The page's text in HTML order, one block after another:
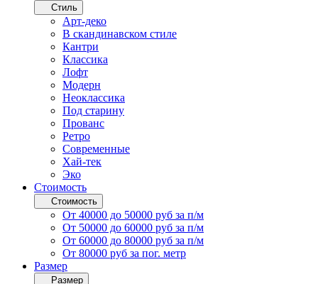
Стиль
Арт-деко
В скандинавском стиле
Кантри
Классика
Лофт
Модерн
Неоклассика
Под старину
Прованс
Ретро
Современные
Хай-тек
Эко
Стоимость
Стоимость
От 40000 до 50000 руб за п/м
От 50000 до 60000 руб за п/м
От 60000 до 80000 руб за п/м
От 80000 руб за пог. метр
Размер
Размер